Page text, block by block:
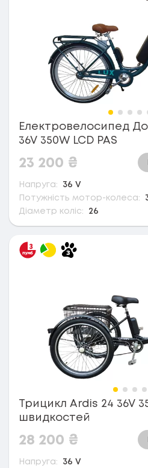
Електровелосипед
36V 350W LCD PAS
23 200 ₴
Напруга:
36 V
Потужність мотор-колеса:
Діаметр коліс:
26
Трицикл Ardis 24 36V
швидкостей
28 200 ₴
Напруга:
36 V